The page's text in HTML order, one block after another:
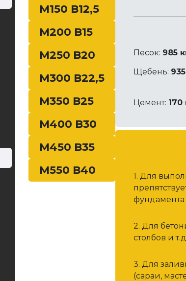
контроля …М150 В12,5
М200 В15
М250 В20
М300 В22,5
М350 В25
М400 В30
М450 В35
М550 В40
Песок: 985
Щебень:
Цемент: 170
1. Для
2. Для
столбов и
3. Для
(сараи,